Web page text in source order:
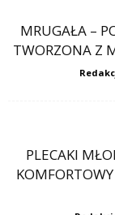
MRUGAŁA –
TWORZONA Z
PLECAKI